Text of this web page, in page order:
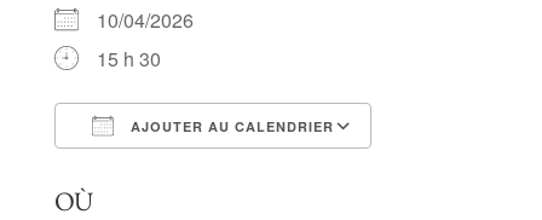
10/04/2026
15 h 30
AJOUTER AU CALENDRIER
OÙ